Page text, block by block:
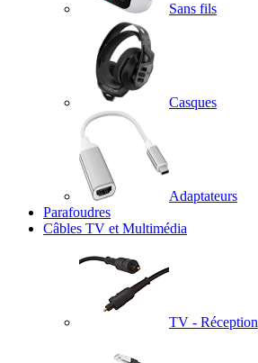
Sans fils
Casques
Adaptateurs
Parafoudres
Câbles TV et Multimédia
TV - Réception